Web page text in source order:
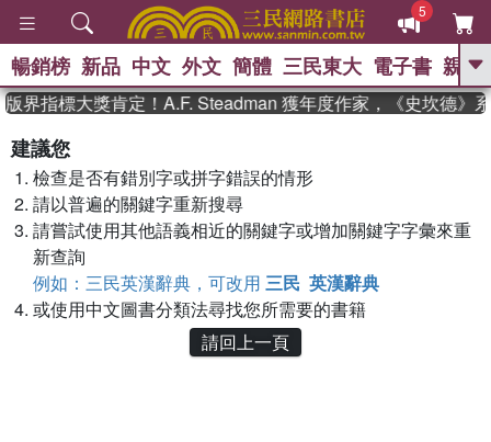
5
GO
史是一群喵 、
獎 臺灣漫遊錄
登輝時代 、 數學女孩：黎曼猜想 、
暢銷榜 新品 中文 外文 簡體 三民東大 電子書 親子
界指標大獎肯定！A.F. Steadman 獲年度作家，《史坎德》
建議您
檢查是否有錯別字或拼字錯誤的情形
請以普遍的關鍵字重新搜尋
請嘗試使用其他語義相近的關鍵字或增加關鍵字字彙來重
新查詢
例如：三民英漢辭典，可改用 三民 英漢辭典
或使用中文圖書分類法尋找您所需要的書籍
請回上一頁